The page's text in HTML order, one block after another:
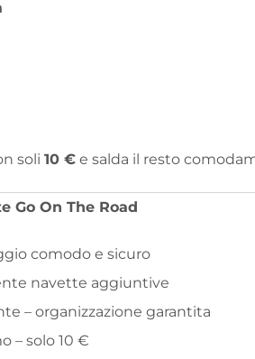
soli10 € e salda il resto
Go On The Road
comodo e sicuro
navette aggiuntive
– organizzazione garantita
– solo 10 €